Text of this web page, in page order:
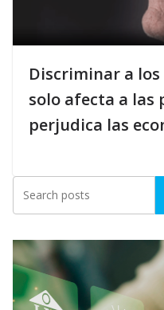
Discriminar a
solo afecta a las
perjudica las